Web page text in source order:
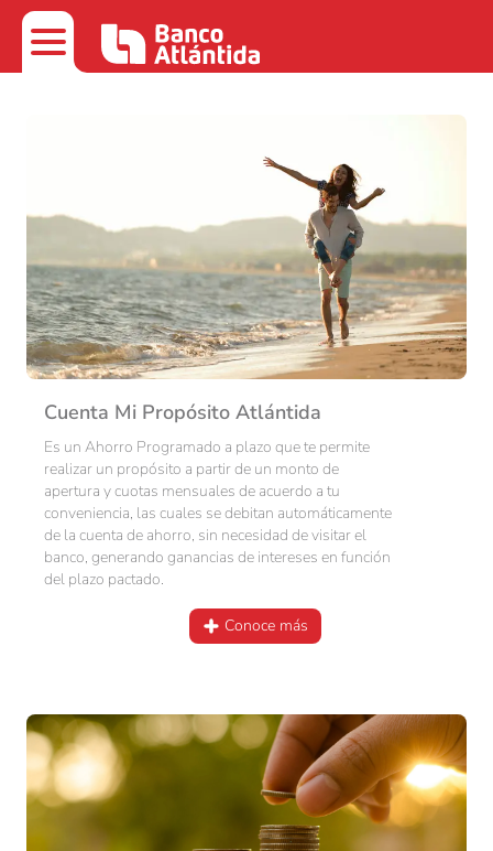
Cuenta Mi Propósito Atlántida
Es un Ahorro Programado a plazo que te permite
realizar un propósito a partir de un monto de
apertura y cuotas mensuales de acuerdo a tu
conveniencia, las cuales se debitan automáticamente
de la cuenta de ahorro, sin necesidad de visitar el
banco, generando ganancias de intereses en función
del plazo pactado.
Conoce más